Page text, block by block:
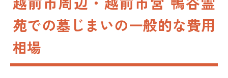
苑での墓じまいの一般的な費用
相場